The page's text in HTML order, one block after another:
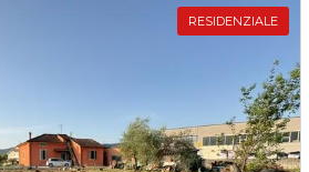
RESIDENZIALE